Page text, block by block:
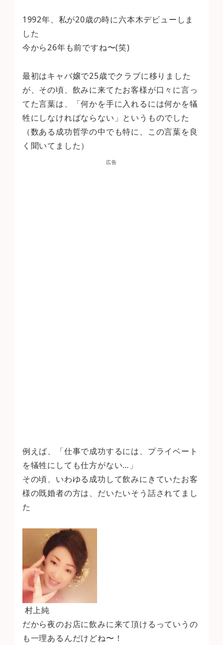
1992年、私が20歳の時に六本木デビューしま
した
今から26年も前ですね〜(笑)
最初はキャバ嬢で25歳でクラブに移りました
が、その頃、飲みに来てたお客様が口々に言っ
てた言葉は、「何かを手に入れるには何かを犠
牲にしなければならない」というものでした
（数ある成功哲学の中でも特に、この言葉を良
く聞いてました）
広告
例えば、「仕事で成功するには、プライベート
を犠牲にしても仕方がない…」
その頃、いわゆる成功して飲みにきていたお客
様の既婚者の方は、だいたいそう話されてまし
た
村上純
だから夜のお店に飲みに来て頂けるっていうの
も一理あるんだけどね〜！